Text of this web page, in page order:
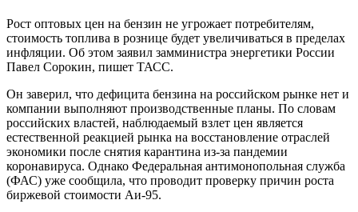
Рост оптовых цен на бензин не угрожает потребителям,
стоимость топлива в рознице будет увеличиваться в пределах
инфляции. Об этом заявил замминистра энергетики России
Павел Сорокин, пишет ТАСС.
Он заверил, что дефицита бензина на российском рынке нет и
компании выполняют производственные планы. По словам
российских властей, наблюдаемый взлет цен является
естественной реакцией рынка на восстановление отраслей
экономики после снятия карантина из-за пандемии
коронавируса. Однако Федеральная антимонопольная служба
(ФАС) уже сообщила, что проводит проверку причин роста
биржевой стоимости Аи-95.